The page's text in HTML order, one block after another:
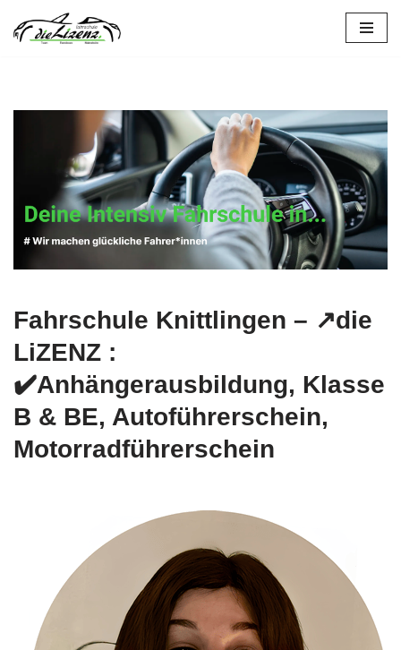
Fahrschule Knittlingen – ↗️die
LiZENZ :
✔️Anhängerausbildung, Klasse
B & BE, Autoführerschein,
Motorradführerschein